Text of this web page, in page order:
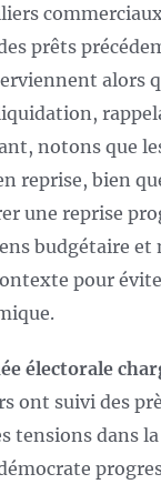
prêts
alors
notons que
reprise, bien
une reprise
budgétaire et
pour
électorale
ont suivi des
tensions dans